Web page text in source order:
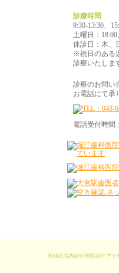
診療時間
9:30-13:30、
土曜日：
休診日：木、
※祝日のある
診療いたしま
診療のお問い
お電話にて承
電話受付時間
HOME 院内紹介医院紹介アク